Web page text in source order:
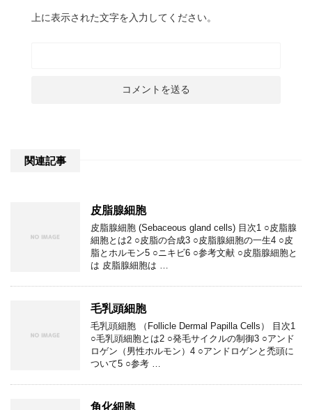
上に表示された文字を入力してください。
関連記事
皮脂腺細胞
皮脂腺細胞 (Sebaceous gland cells) 目次1 ○皮脂腺
細胞とは2 ○皮脂の合成3 ○皮脂腺細胞の一生4 ○皮
脂とホルモン5 ○ニキビ6 ○参考文献 ○皮脂腺細胞と
は 皮脂腺細胞は …
毛乳頭細胞
毛乳頭細胞 （Follicle Dermal Papilla Cells） 目次1
○毛乳頭細胞とは2 ○発毛サイクルの制御3 ○アンド
ロゲン（男性ホルモン）4 ○アンドロゲンと禿頭に
ついて5 ○参考 …
角化細胞